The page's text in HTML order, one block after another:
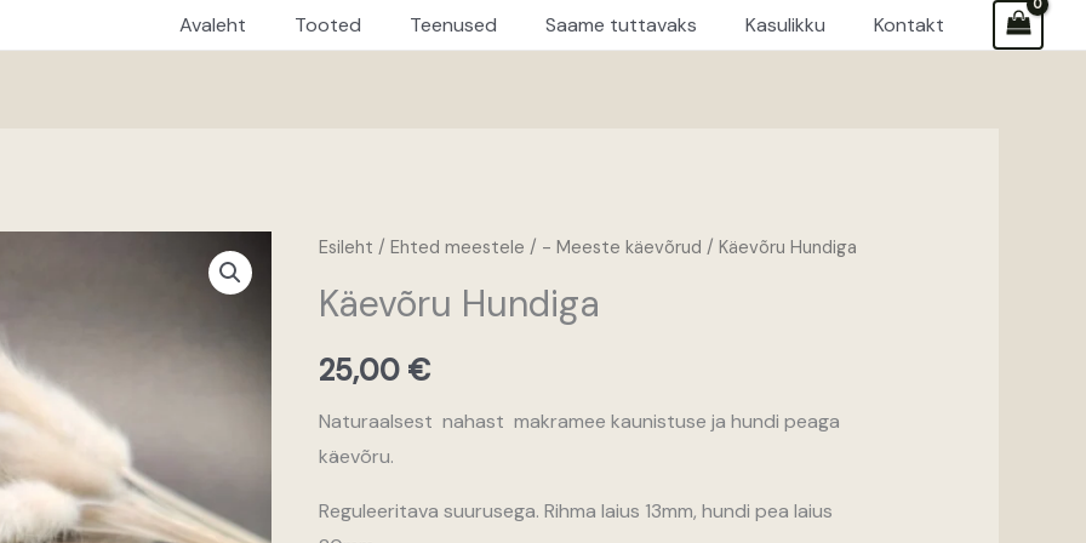
Avaleht Tooted Teenused Saame tuttavaks Kasulikku Kontakt
Esileht /Ehted meestele / - Meeste käevõrud / Käevõru Hundiga
Käevõru Hundiga
25,00 €
Naturaalsest nahast makramee kaunistuse ja hundi peaga
käevõru.
Reguleeritava suurusega. Rihma laius 13mm, hundi pea laius